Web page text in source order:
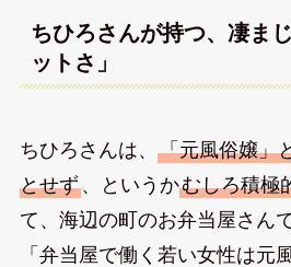
ちひろさんが持つ、凄ま
ットさ」
ちひろさんは、 「元風俗嬢」
とせず、というかむしろ積極
て、海辺の町のお弁当屋さん
「弁当屋で働く若い女性は元